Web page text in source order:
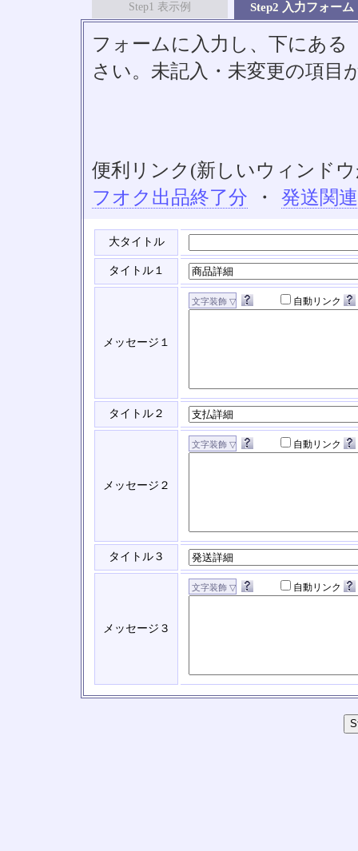
Step1 表示例 Step2 入力フォーム
フォームに入力し、下にあ
さい。未記入・未変更の項目
便利リンク(新しいウィンド
フオク出品終了分
・ 発送関
大タイトル
タイトル１
メッセージ１
自動リンク
タイトル２
メッセージ２
自動リンク
タイトル３
メッセージ３
自動リンク